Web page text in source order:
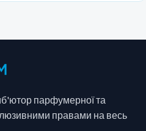
парфумерної та
правами на весь